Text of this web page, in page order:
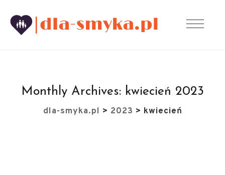
Monthly Archives: kwiecień 2023
dla-smyka.pl > 2023 > kwiecień